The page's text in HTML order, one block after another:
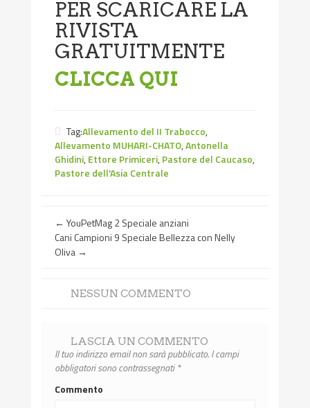
PER SCARICARE LA
RIVISTA
GRATUITMENTE
CLICCA QUI
Tag:Allevamento del II Trabocco,
Allevamento MUHARI-CHATO,Antonella
Ghidini,Ettore Primiceri,Pastore del Caucaso,
Pastore dell'Asia Centrale
← YouPetMag 2 Speciale anziani
Cani Campioni 9 Speciale Bellezza con Nelly
Oliva →
NESSUN COMMENTO
LASCIA UN COMMENTO
Il tuo indirizzo email non sarà pubblicato.I campi
obbligatori sono contrassegnati*
Commento